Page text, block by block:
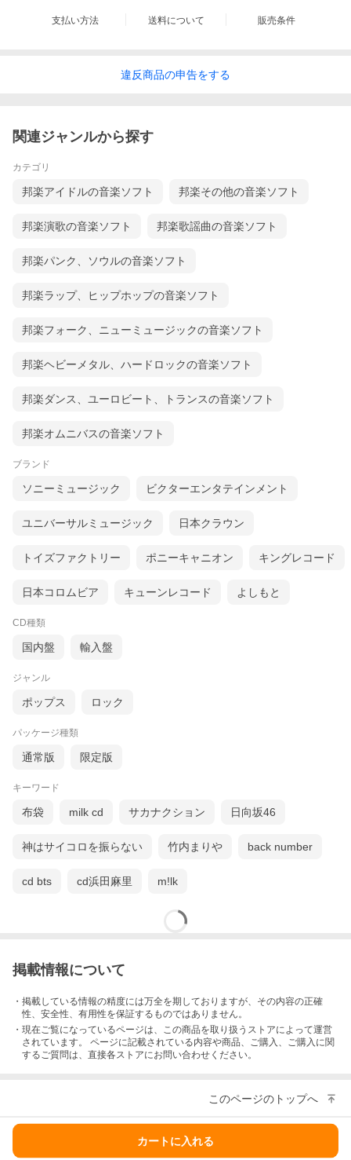
支払い方法 送料について 販売条件
違反商品の申告をする
関連ジャンルから探す
カテゴリ
邦楽アイドルの音楽ソフト 邦楽その他の音楽ソフト
邦楽演歌の音楽ソフト 邦楽歌謡曲の音楽ソフト
邦楽パンク、ソウルの音楽ソフト
邦楽ラップ、ヒップホップの音楽ソフト
邦楽フォーク、ニューミュージックの音楽ソフト
邦楽ヘビーメタル、ハードロックの音楽ソフト
邦楽ダンス、ユーロビート、トランスの音楽ソフト
邦楽オムニバスの音楽ソフト
ブランド
ソニーミュージック ビクターエンタテインメント
ユニバーサルミュージック 日本クラウン
トイズファクトリー ポニーキャニオン キングレコード
日本コロムビア キューンレコード よしもと
CD種類
国内盤 輸入盤
ジャンル
ポップス ロック
パッケージ種類
通常版 限定版
キーワード
布袋 milk cd サカナクション 日向坂46
神はサイコロを振らない 竹内まりや back number
cd bts cd浜田麻里 m!lk
掲載情報について
・掲載している情報の精度には万全を期しておりますが、その内容の正確
性、安全性、有用性を保証するものではありません。
・現在ご覧になっているページは、この商品を取り扱うストアによって運営
されています。 ページに記載されている内容や商品、ご購入 、ご購入に関
するご質問は、直接各ストアにお問い合わせください。
このページのトップへ
カートに入れる